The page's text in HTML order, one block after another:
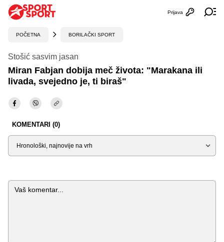
Otvori
Prijava
POČETNA BORILAČKI SPORT
Stošić sasvim jasan
Miran Fabjan dobija meč života: "Marakana ili
livada, svejedno je, ti biraš"
KOMENTARI (0)
Sortiraj
Komentar